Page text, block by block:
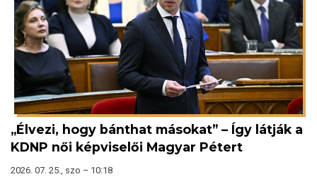
„Élvezi, hogy bánthat másokat” – Így látják a
KDNP női képviselői Magyar Pétert
2026. 07. 25., szo – 10:18